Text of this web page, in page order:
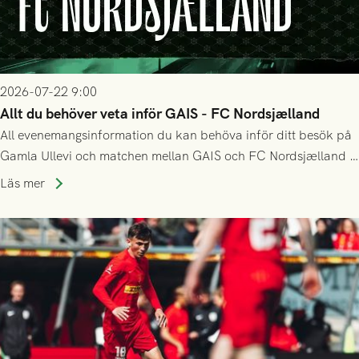
2026-07-22 9:00
Allt du behöver veta inför GAIS - FC Nordsjælland
All evenemangsinformation du kan behöva inför ditt besök på
Gamla Ullevi och matchen mellan GAIS och FC Nordsjælland i
kvalet till Conference League! Avspark kl 19.00 på torsdag
Läs mer